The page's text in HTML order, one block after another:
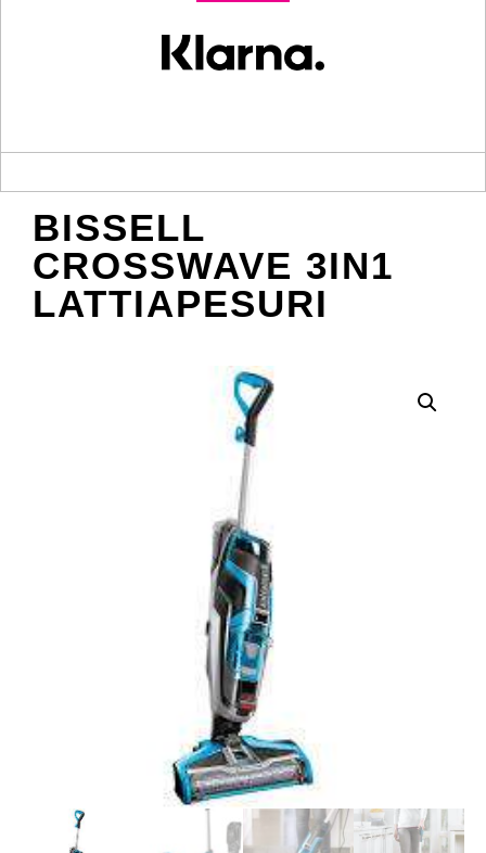
BISSELL
CROSSWAVE 3IN1
LATTIAPESURI